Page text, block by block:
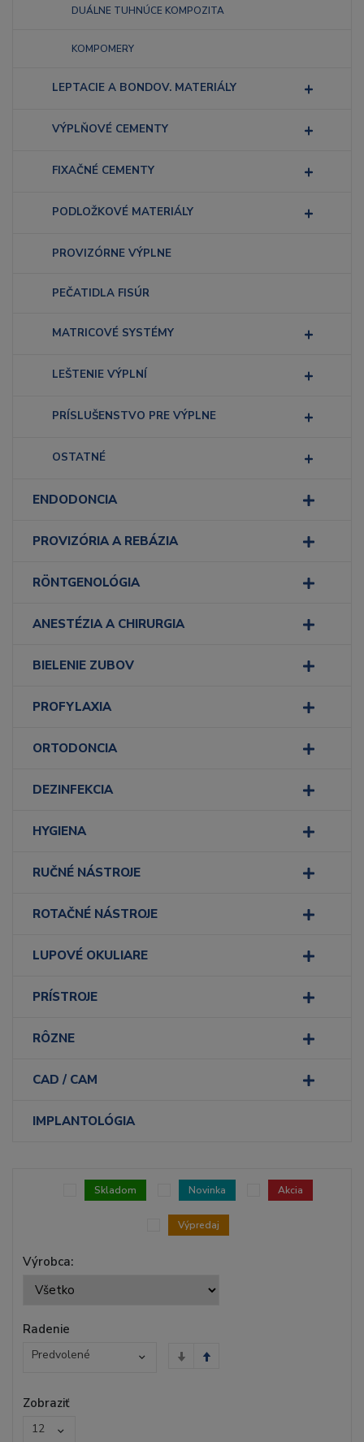
DUÁLNE TUHNÚCE KOMPOZITA
KOMPOMERY
LEPTACIE A BONDOV. MATERIÁLY
VÝPLŇOVÉ CEMENTY
FIXAČNÉ CEMENTY
PODLOŽKOVÉ MATERIÁLY
PROVIZÓRNE VÝPLNE
PEČATIDLA FISÚR
MATRICOVÉ SYSTÉMY
LEŠTENIE VÝPLNÍ
PRÍSLUŠENSTVO PRE VÝPLNE
OSTATNÉ
ENDODONCIA
PROVIZÓRIA A REBÁZIA
RÖNTGENOLÓGIA
ANESTÉZIA A CHIRURGIA
BIELENIE ZUBOV
PROFYLAXIA
ORTODONCIA
DEZINFEKCIA
HYGIENA
RUČNÉ NÁSTROJE
ROTAČNÉ NÁSTROJE
LUPOVÉ OKULIARE
PRÍSTROJE
RÔZNE
CAD / CAM
IMPLANTOLÓGIA
Výrobca:
Skladom Novinka Akcia
Výpredaj
Radenie
Predvolené
Zobraziť
12